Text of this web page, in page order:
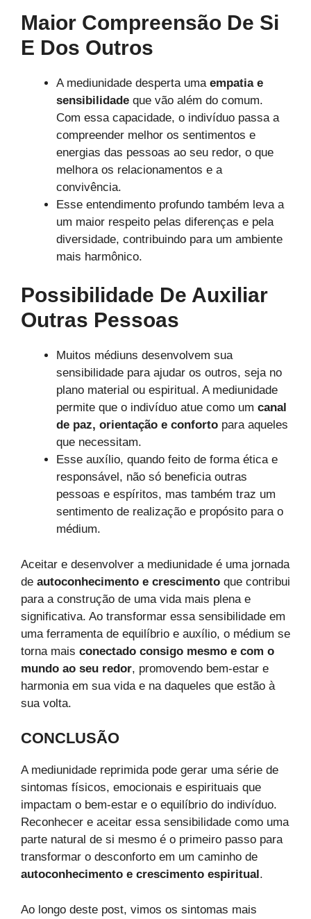
Maior Compreensão De Si
E Dos Outros
A mediunidade desperta uma empatia e
sensibilidade que vão além do comum.
Com essa capacidade, o indivíduo passa a
compreender melhor os sentimentos e
energias das pessoas ao seu redor, o que
melhora os relacionamentos e a
convivência.
Esse entendimento profundo também leva a
um maior respeito pelas diferenças e pela
diversidade, contribuindo para um ambiente
mais harmônico.
Possibilidade De Auxiliar
Outras Pessoas
Muitos médiuns desenvolvem sua
sensibilidade para ajudar os outros, seja no
plano material ou espiritual. A mediunidade
permite que o indivíduo atue como um canal
de paz, orientação e conforto para aqueles
que necessitam.
Esse auxílio, quando feito de forma ética e
responsável, não só beneficia outras
pessoas e espíritos, mas também traz um
sentimento de realização e propósito para o
médium.
Aceitar e desenvolver a mediunidade é uma jornada
de autoconhecimento e crescimento que contribui
para a construção de uma vida mais plena e
significativa. Ao transformar essa sensibilidade em
uma ferramenta de equilíbrio e auxílio, o médium se
torna mais conectado consigo mesmo e com o
mundo ao seu redor, promovendo bem-estar e
harmonia em sua vida e na daqueles que estão à
sua volta.
CONCLUSÃO
A mediunidade reprimida pode gerar uma série de
sintomas físicos, emocionais e espirituais que
impactam o bem-estar e o equilíbrio do indivíduo.
Reconhecer e aceitar essa sensibilidade como uma
parte natural de si mesmo é o primeiro passo para
transformar o desconforto em um caminho de
autoconhecimento e crescimento espiritual.
Ao longo deste post, vimos os sintomas mais